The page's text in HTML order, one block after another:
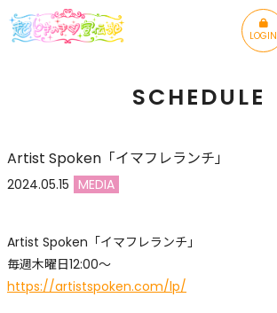
LOGIN
SCHEDULE
Artist Spoken「イマフレランチ」
2024.05.15 MEDIA
Artist Spoken「イマフレランチ」
毎週木曜日12:00～
https://artistspoken.com/lp/